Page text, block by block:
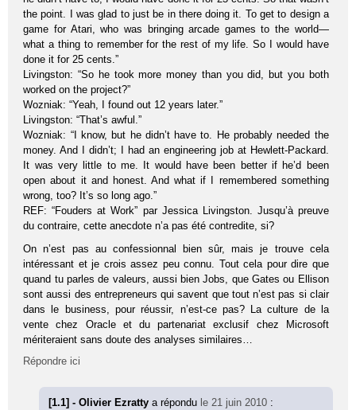
the point. I was glad to just be in there doing it. To get to design a
game for Atari, who was bringing arcade games to the world—
what a thing to remember for the rest of my life. So I would have
done it for 25 cents.”
Livingston: “So he took more money than you did, but you both
worked on the project?”
Wozniak: “Yeah, I found out 12 years later.”
Livingston: “That’s awful.”
Wozniak: “I know, but he didn’t have to. He probably needed the
money. And I didn’t; I had an engineering job at Hewlett-Packard.
It was very little to me. It would have been better if he’d been
open about it and honest. And what if I remembered something
wrong, too? It’s so long ago.”
REF: “Fouders at Work” par Jessica Livingston. Jusqu’à preuve
du contraire, cette anecdote n’a pas été contredite, si?
On n’est pas au confessionnal bien sûr, mais je trouve cela
intéressant et je crois assez peu connu. Tout cela pour dire que
quand tu parles de valeurs, aussi bien Jobs, que Gates ou Ellison
sont aussi des entrepreneurs qui savent que tout n’est pas si clair
dans le business, pour réussir, n’est-ce pas? La culture de la
vente chez Oracle et du partenariat exclusif chez Microsoft
mériteraient sans doute des analyses similaires…
Répondre ici
[1.1] - Olivier Ezrattya répondu le 21 juin 2010 :